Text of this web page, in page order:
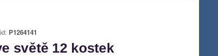
P1264141
světě 12 kostek